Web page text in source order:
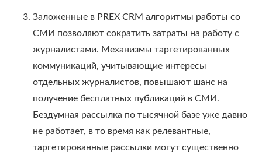
Заложенные в PREX CRM алгоритмы работы со
СМИ позволяют сократить затраты на работу с
журналистами. Механизмы таргетированных
коммуникаций, учитывающие интересы
отдельных журналистов, повышают шанс на
получение бесплатных публикаций в СМИ.
Бездумная рассылка по тысячной базе уже давно
не работает, в то время как релевантные,
таргетированные рассылки могут существенно